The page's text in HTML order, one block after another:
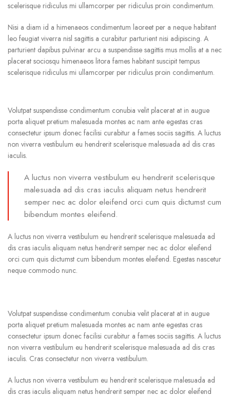
scelerisque ridiculus mi ullamcorper per ridiculus proin condimentum.
Nisi a diam id a himenaeos condimentum laoreet per a neque habitant
leo feugiat viverra nisl sagittis a curabitur parturient nisi adipiscing. A
parturient dapibus pulvinar arcu a suspendisse sagittis mus mollis at a nec
placerat sociosqu himenaeos litora fames habitant suscipit tempus
scelerisque ridiculus mi ullamcorper per ridiculus proin condimentum.
Volutpat suspendisse condimentum conubia velit placerat at in augue
porta aliquet pretium malesuada montes ac nam ante egestas cras
consectetur ipsum donec facilisi curabitur a fames sociis sagittis. A luctus
non viverra vestibulum eu hendrerit scelerisque malesuada ad dis cras
iaculis.
A luctus non viverra vestibulum eu hendrerit scelerisque
malesuada ad dis cras iaculis aliquam netus hendrerit
semper nec ac dolor eleifend orci cum quis dictumst cum
bibendum montes eleifend.
A luctus non viverra vestibulum eu hendrerit scelerisque malesuada ad
dis cras iaculis aliquam netus hendrerit semper nec ac dolor eleifend
orci cum quis dictumst cum bibendum montes eleifend. Egestas nascetur
neque commodo nunc.
Volutpat suspendisse condimentum conubia velit placerat at in augue
porta aliquet pretium malesuada montes ac nam ante egestas cras
consectetur ipsum donec facilisi curabitur a fames sociis sagittis. A luctus
non viverra vestibulum eu hendrerit scelerisque malesuada ad dis cras
iaculis. Cras consectetur non viverra vestibulum.
A luctus non viverra vestibulum eu hendrerit scelerisque malesuada ad
dis cras iaculis aliquam netus hendrerit semper nec ac dolor eleifend